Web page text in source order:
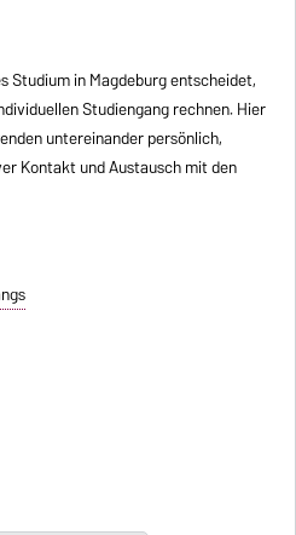
Studium in Magdeburg entscheidet,
Studiengang rechnen. Hier
untereinander persönlich,
Kontakt und Austausch mit den